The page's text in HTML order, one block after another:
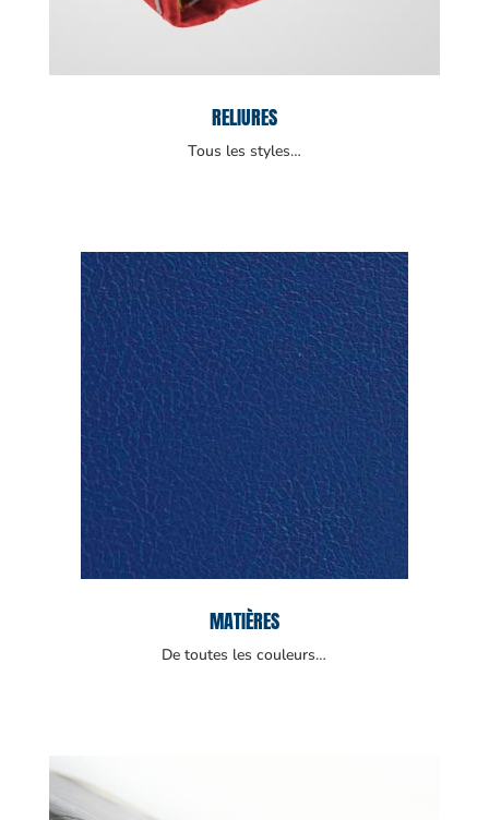
RELIURES
Tous les styles…
MATIÈRES
De toutes les couleurs…